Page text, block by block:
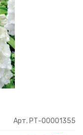
Арт. РТ-00001355